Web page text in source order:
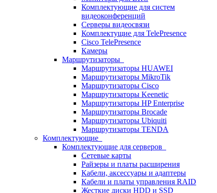
Комплектующие для систем
видеоконференций
Серверы видеосвязи
Комплектущие для TelePresence
Cisco TelePresence
Камеры
Маршрутизаторы
Маршрутизаторы HUAWEI
Маршрутизаторы MikroTik
Маршрутизаторы Cisco
Маршрутизаторы Keenetic
Маршрутизаторы HP Enterprise
Маршрутизаторы Brocade
Маршрутизаторы Ubiquiti
Маршрутизаторы TENDA
Комплектующие
Комплектующие для серверов
Сетевые карты
Райзеры и платы расширения
Кабели, аксессуары и адаптеры
Кабели и платы управления RAID
Жесткие диски HDD и SSD